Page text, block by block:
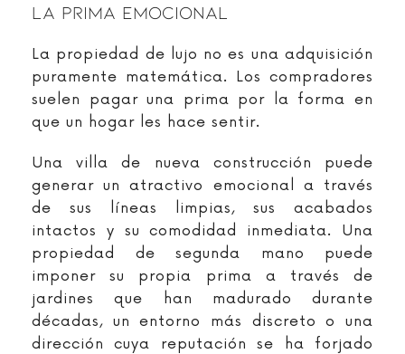
La Prima Emocional
La propiedad de lujo no es una adquisición
puramente matemática. Los compradores
suelen pagar una prima por la forma en
que un hogar les hace sentir.
Una villa de nueva construcción puede
generar un atractivo emocional a través
de sus líneas limpias, sus acabados
intactos y su comodidad inmediata. Una
propiedad de segunda mano puede
imponer su propia prima a través de
jardines que han madurado durante
décadas, un entorno más discreto o una
dirección cuya reputación se ha forjado